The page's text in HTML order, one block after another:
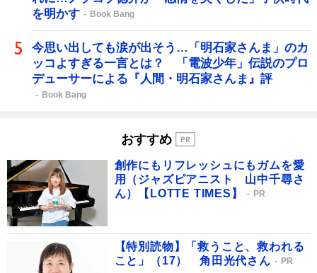
を明かす
Book Bang
今思い出しても涙が出そう…「明石家さんま」のカ
ッコよすぎる一言とは？ 「電波少年」伝説のプロ
デューサーによる『人間・明石家さんま』評
Book Bang
おすすめ
創作にもリフレッシュにもガムを愛
用（ジャズピアニスト 山中千尋さ
ん）【LOTTE TIMES】
PR
【特別読物】「救うこと、救われる
こと」（17） 角田光代さん
PR